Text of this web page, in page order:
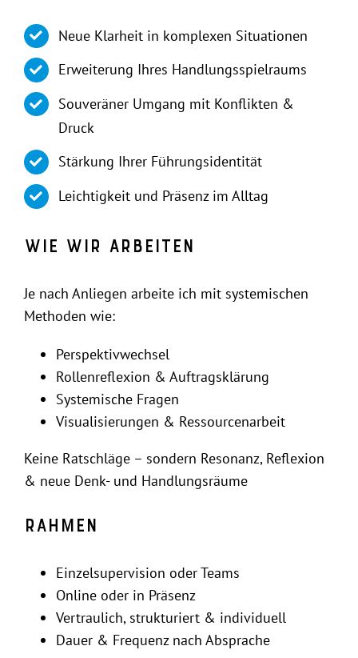
Neue Klarheit in komplexen Situationen
Erweiterung Ihres Handlungsspielraums
Souveräner Umgang mit Konflikten &
Druck
Stärkung Ihrer Führungsidentität
Leichtigkeit und Präsenz im Alltag
Wie wir arbeiten
Je nach Anliegen arbeite ich mit systemischen
Methoden wie:
Perspektivwechsel
Rollenreflexion & Auftragsklärung
Systemische Fragen
Visualisierungen & Ressourcenarbeit
Keine Ratschläge – sondern Resonanz, Reflexion
& neue Denk- und Handlungsräume
Rahmen
Einzelsupervision oder Teams
Online oder in Präsenz
Vertraulich, strukturiert & individuell
Dauer & Frequenz nach Absprache